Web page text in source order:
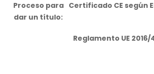
Proceso para
dar un título:
Certificado CE según
Reglamento UE 2016/